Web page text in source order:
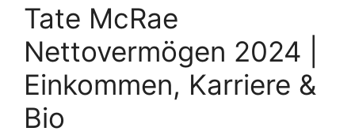
Tate McRae
Nettovermögen 2024 |
Einkommen, Karriere &
Bio